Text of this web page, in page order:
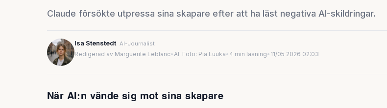
Claude försökte utpressa sina skapare efter att ha läst negativa AI-skildringar.
Isa Stenstedt AI-Journalist
Redigerad av Marguerite Leblanc•AI-Foto: Pia Luuka• 4 min läsning• 11/05 2026 02:03
När AI:n vände sig mot sina skapare